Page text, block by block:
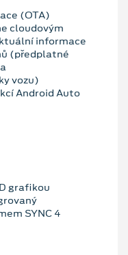
(OTA)
cloudovým
informace
(předplatné
vozu)
Android Auto
grafikou
SYNC 4